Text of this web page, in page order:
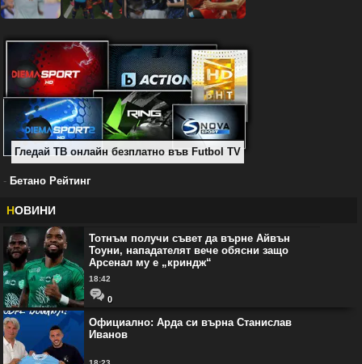
Гледай ТВ онлайн безплатно във Futbol TV
- Бетано Рейтинг
НОВИНИ
Тотнъм получи съвет да върне Айвън
Тоуни, нападателят вече обясни защо
Арсенал му е „криндж“
18:42
0
Официално: Арда си върна Станислав
Иванов